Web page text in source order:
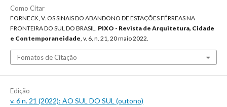
Como Citar
FORNECK, V. OS SINAIS DO ABANDONO DE ESTAÇÕES FÉRREAS NA
FRONTEIRA DO SUL DO BRASIL. PIXO - Revista de Arquitetura, Cidade
e Contemporaneidade , v. 6, n. 21, 20 maio 2022.
Fomatos de Citação
Edição
v. 6 n. 21 (2022): AO SUL DO SUL (outono)